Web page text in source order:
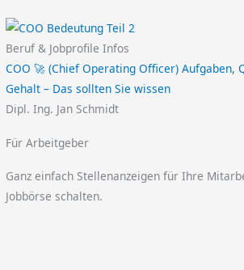
Beruf & Jobprofile Infos
COO 🚀 (Chief Operating Officer) Aufgaben,
Gehalt – Das sollten Sie wissen
Dipl. Ing. Jan Schmidt
Für Arbeitgeber
Ganz einfach Stellenanzeigen für Ihre
Jobbörse schalten.